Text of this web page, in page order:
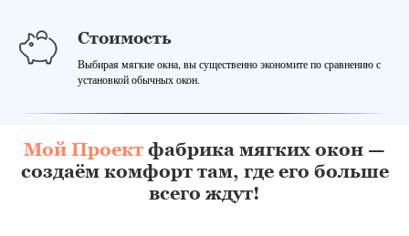
Стоимость
Выбирая мягкие окна, вы существенно экономите по сравнению с
установкой обычных окон.
Мой Проект фабрика мягких окон —
создаём комфорт там, где его больше
всего ждут!